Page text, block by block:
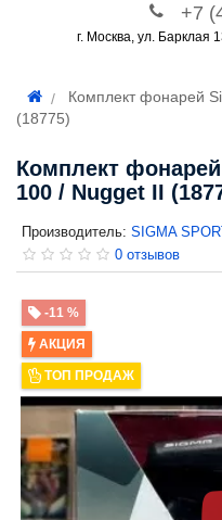
+7
г. Москва, ул. Барклая
Комплект фонарей
(18775)
Комплект
100 / Nugget II
Производитель: SIGMA
0 отзывов
-11 %
АКЦИЯ
ТОП ПРОДАЖ